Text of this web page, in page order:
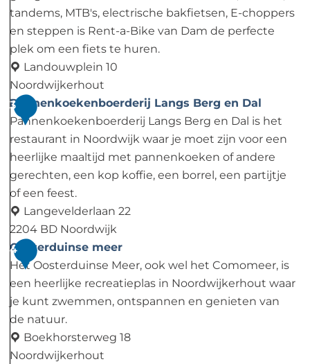
o
v
e
W
h
e
e
l
s
tandems, MTB's, electrische bakfietsen, E-choppers
en steppen is Rent-a-Bike van Dam de perfecte
plek om een fiets te huren.
Landouwplein 10
Noordwijkerhout
R
e
n
t
-
a
-
B
i
k
e
v
a
n
D
3
Pannenkoekenboerderij Langs Berg en Dal
Pannenkoekenboerderij Langs Berg en Dal is het
restaurant in Noordwijk waar je moet zijn voor een
heerlijke maaltijd met pannenkoeken of andere
gerechten, een kop koffie, een borrel, een partijtje
of een feest.
Langevelderlaan 22
2204 BD Noordwijk
P
a
n
n
e
n
k
4
Oosterduinse meer
Het Oosterduinse Meer, ook wel het Comomeer, is
een heerlijke recreatieplas in Noordwijkerhout waar
je kunt zwemmen, ontspannen en genieten van
de natuur.
Boekhorsterweg 18
Noordwijkerhout